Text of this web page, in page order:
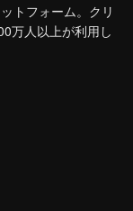
トフォーム。クリ
万人以上が利用し